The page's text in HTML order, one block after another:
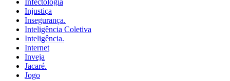
Infectologia
Injustiça
Insegurança.
Inteligência Coletiva
Inteligência.
Internet
Inveja
Jacaré.
Jogo